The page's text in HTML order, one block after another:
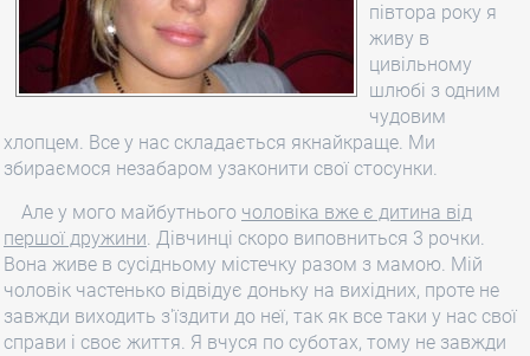
півтора року я
живу в
цивільному
шлюбі з одним
чудовим
хлопцем. Все у нас складається якнайкраще. Ми
збираємося незабаром узаконити свої стосунки.
Але у мого майбутнього чоловіка вже є дитина від
першої дружини. Дівчинці скоро виповниться 3 рочки.
Вона живе в сусідньому містечку разом з мамою. Мій
чоловік частенько відвідує доньку на вихідних, проте не
завжди виходить з'їздити до неї, так як все таки у нас свої
справи і своє життя. Я вчуся по суботах, тому не завжди